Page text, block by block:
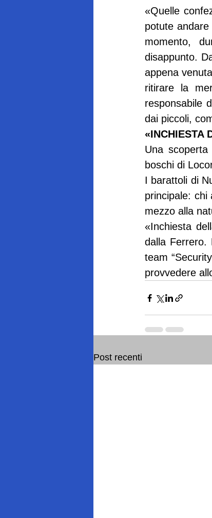
«Quelle
potute
momento,
disappunto.
appena
ritirare la
responsabile
dai piccoli,
«INCHIESTA
Una
boschi di
I barattoli di
principale: chi
mezzo alla
«Inchiesta
dalla Ferrero.
team
provvedere
Post recenti